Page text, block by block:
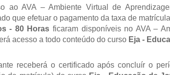
ao AVA – Ambiente Virtual de
que efetuar o pagamento da taxa de
- 80 Horas ficaram disponíveis no AVA –
acesso a todo conteúdo do curso Eja -
receberá o certificado após concluír o